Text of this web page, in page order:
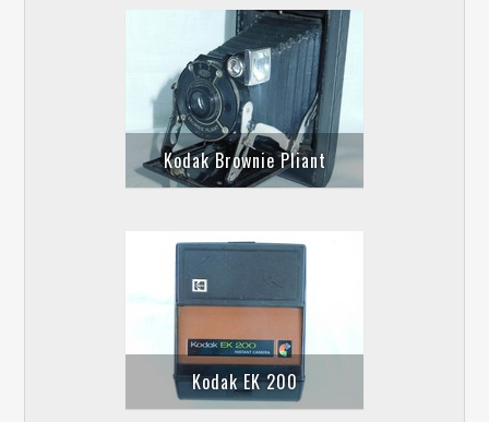
Kodak Brownie Pliant
Kodak EK 200